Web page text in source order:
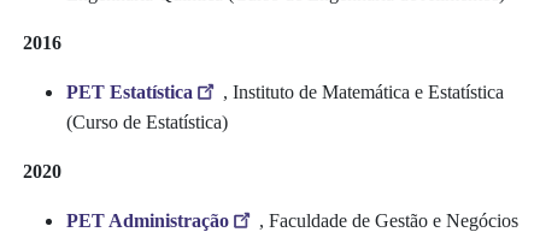
2016
PET Estatística
, Instituto de Matemática e Estatística
(Curso de Estatística)
2020
PET Administração
, Faculdade de Gestão e Negócios